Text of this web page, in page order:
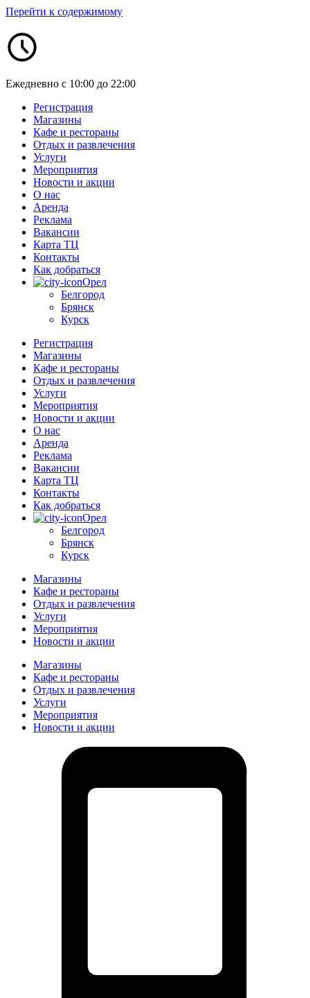
Перейти к содержимому
Ежедневно с 10:00 до 22:00
Регистрация
Магазины
Кафе и рестораны
Отдых и развлечения
Услуги
Мероприятия
Новости и акции
О нас
Аренда
Реклама
Вакансии
Карта ТЦ
Контакты
Как добраться
Орел
Белгород
Брянск
Курск
Регистрация
Магазины
Кафе и рестораны
Отдых и развлечения
Услуги
Мероприятия
Новости и акции
О нас
Аренда
Реклама
Вакансии
Карта ТЦ
Контакты
Как добраться
Орел
Белгород
Брянск
Курск
Магазины
Кафе и рестораны
Отдых и развлечения
Услуги
Мероприятия
Новости и акции
Магазины
Кафе и рестораны
Отдых и развлечения
Услуги
Мероприятия
Новости и акции